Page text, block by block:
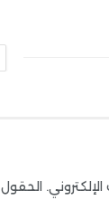
الحقول